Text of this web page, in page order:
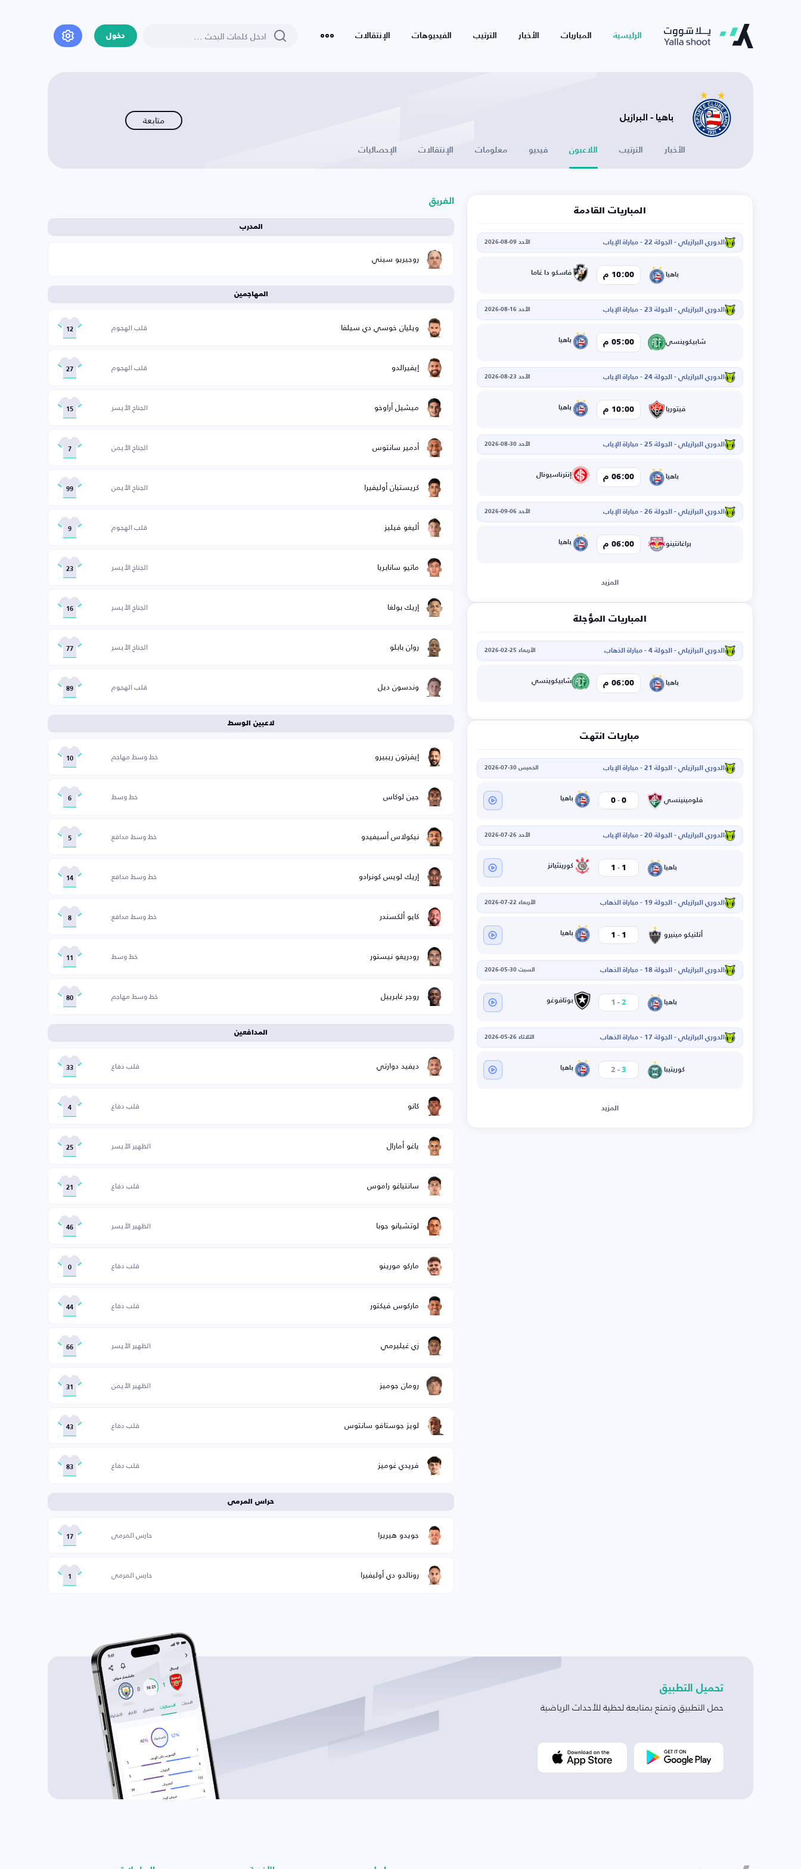
الرئيسية المباريات الأخبار الترتيب الفيديوهات الإنتقالات دخول
باهيا - البرازيل متابعة
الأخبار الترتيب اللاعبون فيديو معلومات الإنتقالات الإحصائيات
المباريات القادمة
الدوري البرازيلي - الجولة 22 - مباراة الإياب الأحد 09-08-2026
باهيا 10:00 م فاسكو دا غاما
الدوري البرازيلي - الجولة 23 - مباراة الإياب الأحد 16-08-2026
شابيكوينسي 05:00 م باهيا
الدوري البرازيلي - الجولة 24 - مباراة الإياب الأحد 23-08-2026
فيتوريا 10:00 م باهيا
الدوري البرازيلي - الجولة 25 - مباراة الإياب الأحد 30-08-2026
باهيا 06:00 م إنترناسيونال
الدوري البرازيلي - الجولة 26 - مباراة الإياب الأحد 06-09-2026
براغانتينو 06:00 م باهيا
المزيد
المباريات المؤجلة
الدوري البرازيلي - الجولة 4 - مباراة الذهاب الأربعاء 25-02-2026
باهيا 06:00 م شابيكوينسي
مباريات انتهت
الدوري البرازيلي - الجولة 21 - مباراة الإياب الخميس 30-07-2026
فلومينينسي 0
-
0 باهيا
الدوري البرازيلي - الجولة 20 - مباراة الإياب الأحد 26-07-2026
باهيا 1
-
1 كورينثيانز
الدوري البرازيلي - الجولة 19 - مباراة الذهاب الأربعاء 22-07-2026
أتلتيكو مينيرو 1
-
1 باهيا
الدوري البرازيلي - الجولة 18 - مباراة الذهاب السبت 30-05-2026
باهيا 2
-
1 بوتافوغو
الدوري البرازيلي - الجولة 17 - مباراة الذهاب الثلاثاء 26-05-2026
كوريتيبا 3
-
2 باهيا
المزيد
الفريق
المدرب
روجيريو سيني
المهاجمين
ويليان خوسي دي سيلفا قلب الهجوم 12
إيفيرالدو قلب الهجوم 27
ميشيل أراوخو الجناح الأيسر 15
أدمير سانتوس الجناح الأيمن 7
كريستيان أوليفيرا الجناح الأيمن 99
أليغو فيليز قلب الهجوم 9
ماتيو سانابريا الجناح الأيسر 23
إريك بولغا الجناح الأيسر 16
روان بابلو الجناح الأيسر 77
وندسون ديل قلب الهجوم 89
لاعبين الوسط
إيفرتون ريبيرو خط وسط مهاجم 10
جين لوكاس خط وسط 6
نيكولاس أسيفيدو خط وسط مدافع 5
إريك لويس كونرادو خط وسط مدافع 14
كايو ألكسندر خط وسط مدافع 8
رودريغو نيستور خط وسط 11
روجر غابرييل خط وسط مهاجم 80
المدافعين
ديفيد دوارتي قلب دفاع 33
كانو قلب دفاع 4
ياغو أمارال الظهير الأيسر 25
سانتياغو راموس قلب دفاع 21
لوتشيانو جوبا الظهير الأيسر 46
ماركو مورينو قلب دفاع 0
ماركوس فيكتور قلب دفاع 44
زي غيليرمي الظهير الأيسر 66
رومان جوميز الظهير الأيمن 31
لويز جوستافو سانتوس قلب دفاع 43
فريدي غوميز قلب دفاع 83
حراس المرمى
جويدو هيريرا حارس المرمى 17
رونالدو دي أوليفيرا حارس المرمى 1
تحميل التطبيق
حمل التطبيق وتمتع بمتابعة لحظية للأحداث الرياضية